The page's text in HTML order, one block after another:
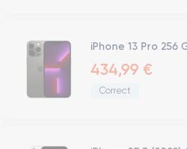
iPhone 13 Pro 256
434,99 €
Correct